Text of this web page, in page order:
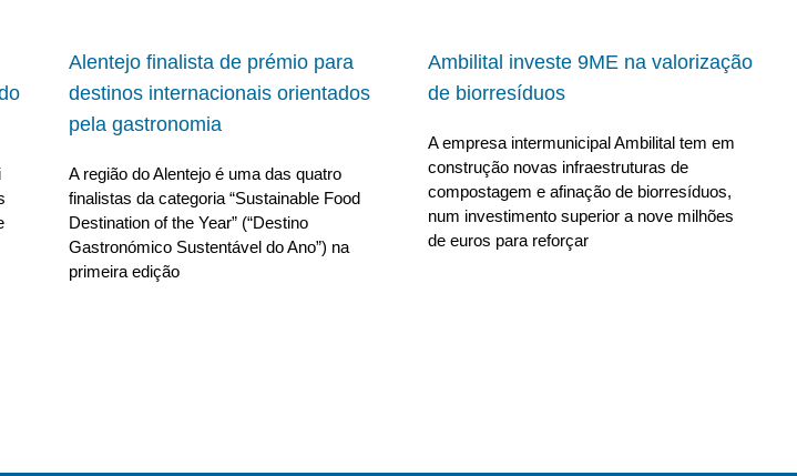
Alentejo finalista de prémio para
destinos internacionais orientados
pela gastronomia
A região do Alentejo é uma das quatro
finalistas da categoria “Sustainable Food
Destination of the Year” (“Destino
Gastronómico Sustentável do Ano”) na
primeira edição
Ambilital investe 9ME na valorização
de biorresíduos
A empresa intermunicipal Ambilital tem em
construção novas infraestruturas de
compostagem e afinação de biorresíduos,
num investimento superior a nove milhões
de euros para reforçar